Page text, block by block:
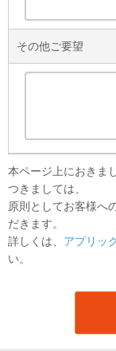
その他ご要望
本ページ上におきま
つきましては、
原則としてお客様へ
だきます。
詳しくは、 アプリッ
い。